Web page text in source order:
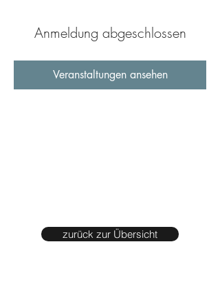
Anmeldung abgeschlossen
Veranstaltungen ansehen
zurück zur Übersicht